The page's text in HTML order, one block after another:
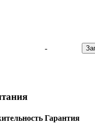
-
Гарантия